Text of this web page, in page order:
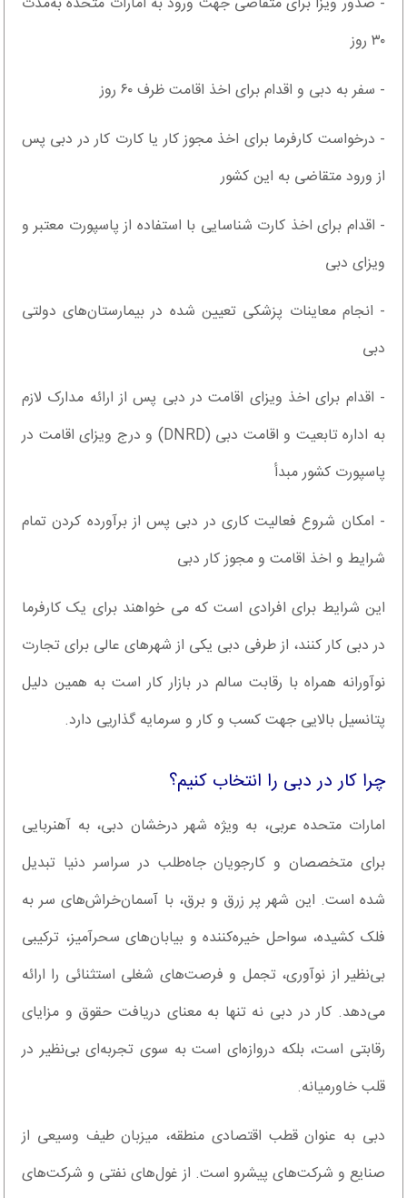
۳۰ روز
- سفر به دبی و اقدام برای اخذ اقامت ظرف ۶۰ روز
- درخواست کارفرما برای اخذ مجوز کار یا کارت کار در دبی پس
از ورود متقاضی به این کشور
- اقدام برای اخذ کارت شناسایی با استفاده از پاسپورت معتبر و
ویزای دبی
- انجام معاینات پزشکی تعیین شده در بیمارستان‌های دولتی
دبی
- اقدام برای اخذ ویزای اقامت در دبی پس از ارائه مدارک لازم
به اداره تابعیت و اقامت دبی (DNRD) و درج ویزای اقامت در
پاسپورت کشور مبدأ
- امکان شروع فعالیت کاری در دبی پس از برآورده کردن تمام
شرایط و اخذ اقامت و مجوز کار دبی
این شرایط برای افرادی است که می خواهند برای یک کارفرما
در دبی کار کنند، از طرفی دبی یکی از شهرهای عالی برای تجارت
نوآورانه همراه با رقابت سالم در بازار کار است به همین دلیل
پتانسیل بالایی جهت کسب و کار و سرمایه گذاریی دارد.
چرا کار در دبی را انتخاب کنیم؟
امارات متحده عربی، به ویژه شهر درخشان دبی، به آهنربایی
برای متخصصان و کارجویان جاه‌طلب در سراسر دنیا تبدیل
شده است. این شهر پر زرق و برق، با آسمان‌خراش‌های سر به
فلک کشیده، سواحل خیره‌کننده و بیابان‌های سحرآمیز، ترکیبی
بی‌نظیر از نوآوری، تجمل و فرصت‌های شغلی استثنائی را ارائه
می‌دهد. کار در دبی نه تنها به معنای دریافت حقوق و مزایای
رقابتی است، بلکه دروازه‌ای است به سوی تجربه‌ای بی‌نظیر در
قلب خاورمیانه.
دبی به عنوان قطب اقتصادی منطقه، میزبان طیف وسیعی از
صنایع و شرکت‌های پیشرو است. از غول‌های نفتی و شرکت‌های